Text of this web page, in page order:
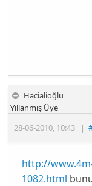
Hacialioğlu
28-06-2010, 10:43 |
Yıllanmış Üye
http://
1082.html